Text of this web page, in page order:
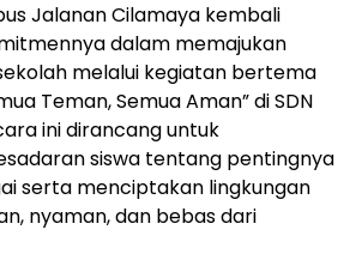
Jalanan Cilamaya kembali
dalam memajukan
melalui kegiatan bertema
Teman, Semua Aman” di SDN
ini dirancang untuk
siswa tentang pentingnya
serta menciptakan lingkungan
nyaman, dan bebas dari